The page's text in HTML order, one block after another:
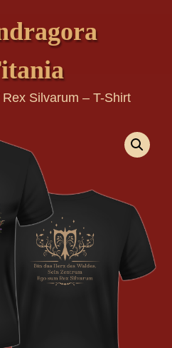
Rex Silvarum – T-Shirt